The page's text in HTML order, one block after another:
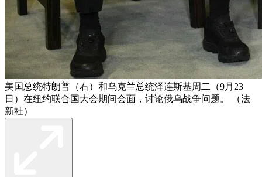
美国总统特朗普（右）和乌克兰总统泽连斯基周二（9月23
日）在纽约联合国大会期间会面，讨论俄乌战争问题。 （法
新社）